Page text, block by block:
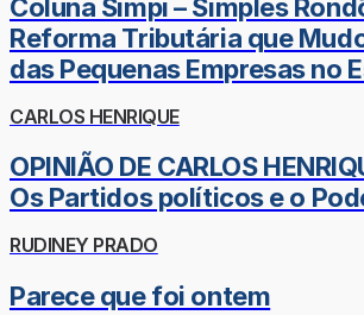
Coluna Simpi – Simples
Reforma Tributária que
das Pequenas Empresas no
CARLOS HENRIQUE
OPINIÃO DE CARLOS
Os Partidos políticos e o
RUDINEY PRADO
Parece que foi ontem